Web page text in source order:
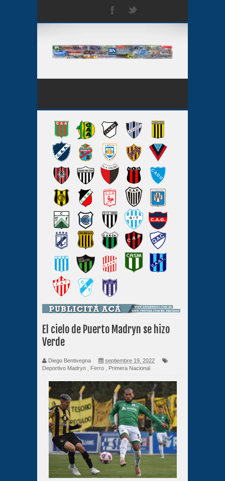
El cielo de Puerto Madryn se hizo
Verde
Diego Bentivegna
septiembre 19, 2022
Deportivo Madryn
Ferro Primera Nacional